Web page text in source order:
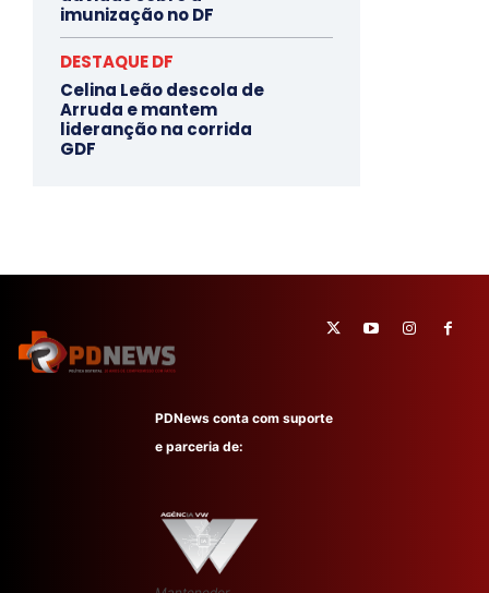
imunização no DF
DESTAQUE DF
Celina Leão descola de
Arruda e mantem
lideranção na corrida
GDF
PDNews conta com suporte
e parceria de: